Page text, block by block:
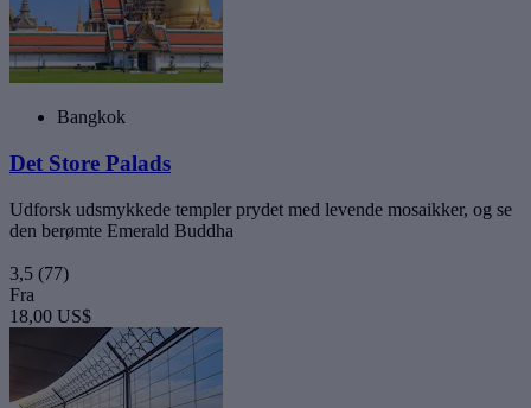
Bangkok
Det Store Palads
Udforsk udsmykkede templer prydet med levende mosaikker, og se
den berømte Emerald Buddha
3,5 (77)
Fra
18,00 US$